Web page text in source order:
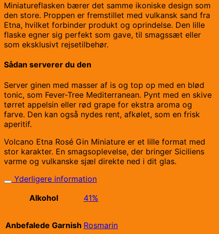
Miniatureflasken bærer det samme ikoniske design som
den store. Proppen er fremstillet med vulkansk sand fra
Etna, hvilket forbinder produkt og oprindelse. Den lille
flaske egner sig perfekt som gave, til smagssæt eller
som eksklusivt rejsetilbehør.
Sådan serverer du den
Server ginen med masser af is og top op med en blød
tonic, som Fever-Tree Mediterranean. Pynt med en skive
tørret appelsin eller rød grape for ekstra aroma og
farve. Den kan også nydes rent, afkølet, som en frisk
aperitif.
Volcano Etna Rosé Gin Miniature er et lille format med
stor karakter. En smagsoplevelse, der bringer Siciliens
varme og vulkanske sjæl direkte ned i dit glas.
Yderligere information
Alkohol
41%
Anbefalede Garnish Rosmarin